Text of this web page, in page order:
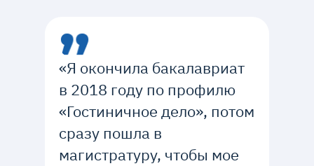
«Я окончила бакалавриат
в 2018 году по профилю
«Гостиничное дело», потом
сразу пошла в
магистратуру, чтобы мое